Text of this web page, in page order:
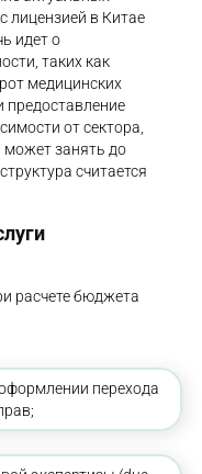
лицензией в Китае
идет о
таких как
медицинских
предоставление
от сектора,
может занять до
считается
расчете бюджета
перехода